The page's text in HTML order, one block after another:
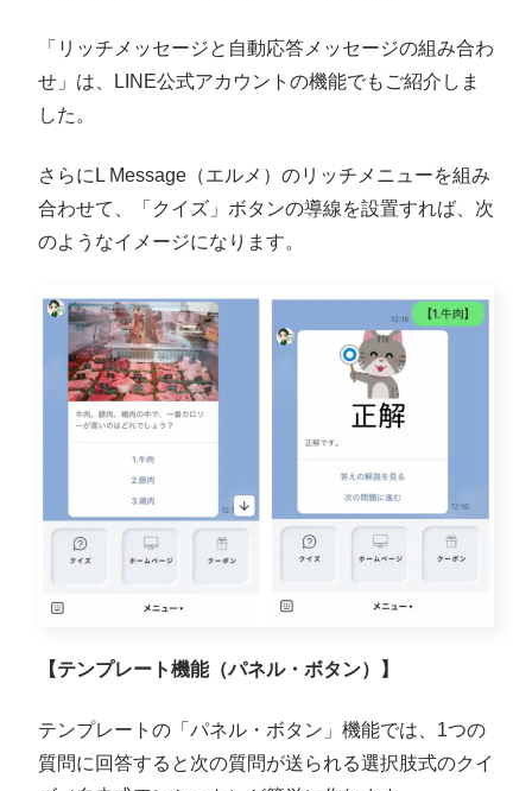
「リッチメッセージと自動応答メッセージの組み合わ
せ」は、LINE公式アカウントの機能でもご紹介しま
した。
さらにL Message（エルメ）のリッチメニューを組み
合わせて、「クイズ」ボタンの導線を設置すれば、次
のようなイメージになります。
【テンプレート機能（パネル・ボタン）】
テンプレートの「パネル・ボタン」機能では、1つの
質問に回答すると次の質問が送られる選択肢式のクイ